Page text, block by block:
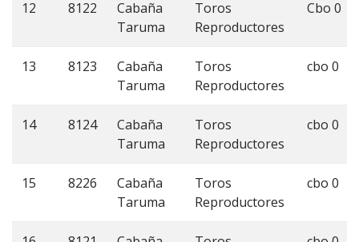
12 8122
Cabaña
Taruma
Toros
Reproductores
Cbo 0
13 8123
Cabaña
Taruma
Toros
Reproductores
cbo 0
14 8124
Cabaña
Taruma
Toros
Reproductores
cbo 0
15 8226
Cabaña
Taruma
Toros
Reproductores
cbo 0